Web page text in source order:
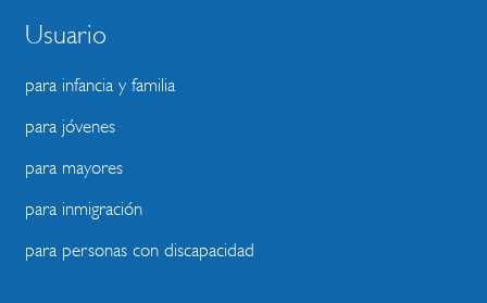
Usuario
para infancia y familia
para jóvenes
para mayores
para inmigración
para personas con discapacidad